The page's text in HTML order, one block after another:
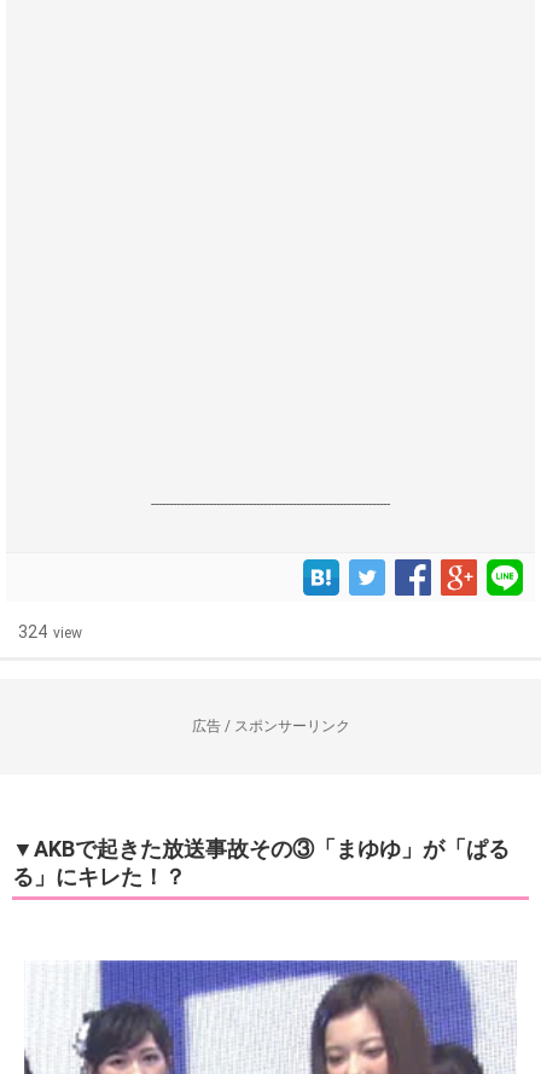
------------------------------------------------------------------
324 view
広告 / スポンサーリンク
▼AKBで起きた放送事故その③「まゆゆ」が「ぱる
る」にキレた！？